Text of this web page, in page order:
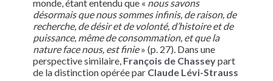
monde, étant entendu que « nous savons
désormais que nous sommes infinis, de raison, de
recherche, de désir et de volonté, d’histoire et de
puissance, même de consommation, et que la
nature face nous, est finie» (p. 27). Dans une
perspective similaire, François de Chasseypart
de la distinction opérée par Claude Lévi-Strauss